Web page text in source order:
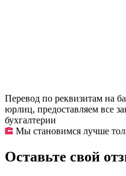
Перевод по реквизитам на
юрлиц, предоставляем все
бухгалтерии
Мы становимся лучше
Оставьте свой